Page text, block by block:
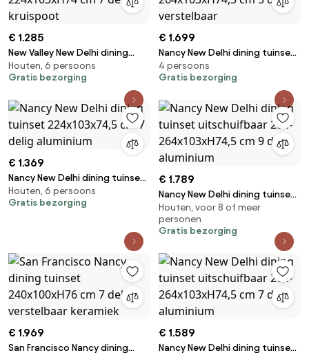
€ 1.285
New Valley New Delhi dining
tuinset 224x103xH74 cm 7 delig
kruispoot
Houten, 6 persoons
Gratis bezorging
€ 1.699
Nancy New Delhi dining tuinset
uitschuifbaar 204-
264x103xH74,5 cm 5 delig
4 persoons
Gratis bezorging
€ 1.369
Nancy New Delhi dining tuinset
224x103x74,5 cm 7 delig
aluminium
Houten, 6 persoons
Gratis bezorging
€ 1.789
Nancy New Delhi dining tuinset
uitschuifbaar 204-
264x103xH74,5 cm 9 delig
aluminium
Houten, voor 8 of meer
personen
Gratis bezorging
€ 1.969
San Francisco Nancy dining
€ 1.589
Nancy New Delhi dining tuinset